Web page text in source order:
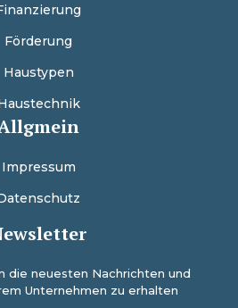
Förderung
Haustypen
Impressum
die neuesten Nachrichten und
Unternehmen zu erhalten